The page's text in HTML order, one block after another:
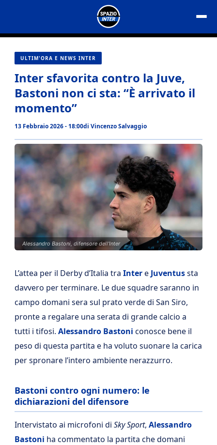
contenuto
ULTIM'ORA E NEWS INTER
Inter sfavorita contro la Juve,
Bastoni non ci sta: “È arrivato il
momento”
13 Febbraio 2026 - 18:00di Vincenzo Salvaggio
Alessandro Bastoni, difensore dell'Inter
L’attea per il Derby d’Italia tra Intere Juventussta
davvero per terminare. Le due squadre saranno in
campo domani sera sul prato verde di San Siro,
pronte a regalare una serata di grande calcio a
tutti i tifosi. Alessandro Bastoni conosce bene il
peso di questa partita e ha voluto suonare la carica
per spronare l’intero ambiente nerazzurro.
Bastoni contro ogni numero: le
dichiarazioni del difensore
Intervistato ai microfoni di Sky Sport, Alessandro
Bastoni ha commentato la partita che domani